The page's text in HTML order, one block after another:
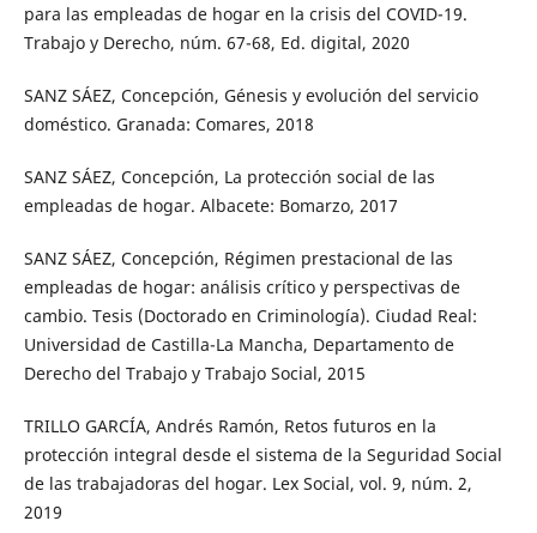
para las empleadas de hogar en la crisis del COVID-19.
Trabajo y Derecho, núm. 67-68, Ed. digital, 2020
SANZ SÁEZ, Concepción, Génesis y evolución del servicio
doméstico. Granada: Comares, 2018
SANZ SÁEZ, Concepción, La protección social de las
empleadas de hogar. Albacete: Bomarzo, 2017
SANZ SÁEZ, Concepción, Régimen prestacional de las
empleadas de hogar: análisis crítico y perspectivas de
cambio. Tesis (Doctorado en Criminología). Ciudad Real:
Universidad de Castilla-La Mancha, Departamento de
Derecho del Trabajo y Trabajo Social, 2015
TRILLO GARCÍA, Andrés Ramón, Retos futuros en la
protección integral desde el sistema de la Seguridad Social
de las trabajadoras del hogar. Lex Social, vol. 9, núm. 2,
2019